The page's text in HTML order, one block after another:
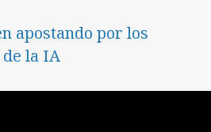
apostando por los
la IA